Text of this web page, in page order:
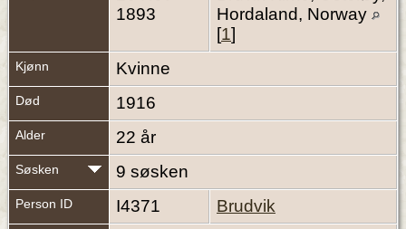
1893
Hordaland, Norway
[1]
Kjønn Kvinne
Død 1916
Alder 22 år
Søsken 9 søsken
Person ID I4371 Brudvik